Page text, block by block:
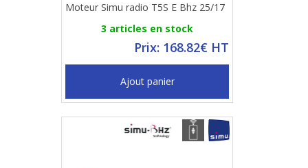
Moteur Simu radio T5S E Bhz 25/17
3 articles en stock
Prix: 168.82€ HT
Ajout panier